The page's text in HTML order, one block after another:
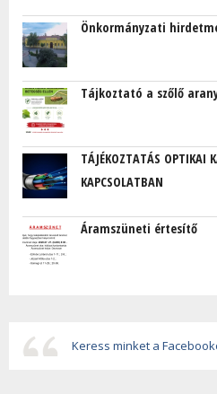
Önkormányzati
Tájkoztató a szőlő
TÁJÉKOZTATÁS OPTIKAI
KAPCSOLATBAN
Áramszüneti értesítő
Keress minket a